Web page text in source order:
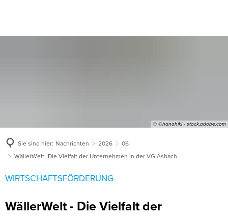
© ©hanohiki - stock.adobe.com
Sie sind hier: Nachrichten 2026
06
WällerWelt- Die Vielfalt der Unternehmen in der VG Asbach
WIRTSCHAFTSFÖRDERUNG
WällerWelt - Die Vielfalt der